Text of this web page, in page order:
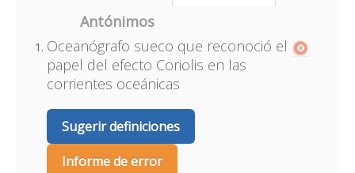
Antónimos
Oceanógrafo sueco que reconoció el
papel del efecto Coriolis en las
corrientes oceánicas
Sugerir definiciones
Informe de error